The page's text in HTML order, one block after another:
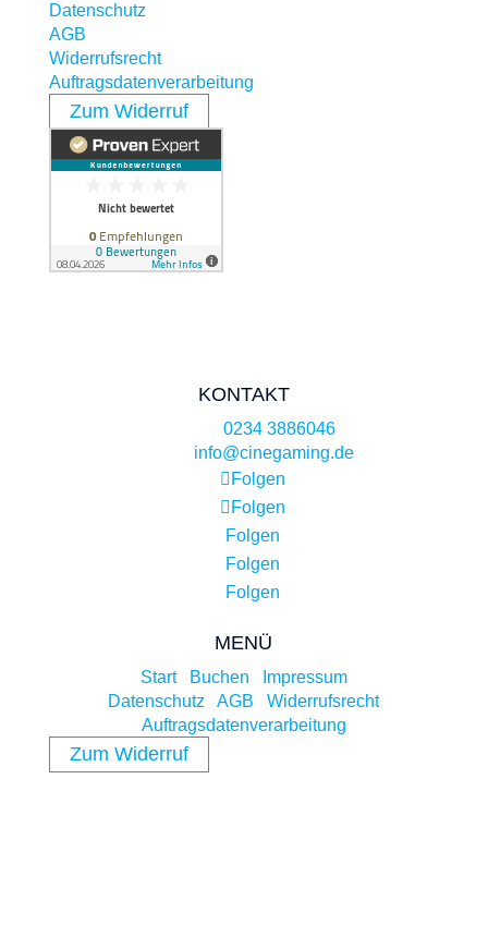
Datenschutz
AGB
Widerrufsrecht
Auftragsdatenverarbeitung
Zum Widerruf
KONTAKT
0234 3886046
info@cinegaming.de
Folgen
Folgen
Folgen
Folgen
Folgen
MENÜ
Start| Buchen
Impressum
Datenschutz |AGB |Widerrufsrecht
Auftragsdatenverarbeitung
Zum Widerruf